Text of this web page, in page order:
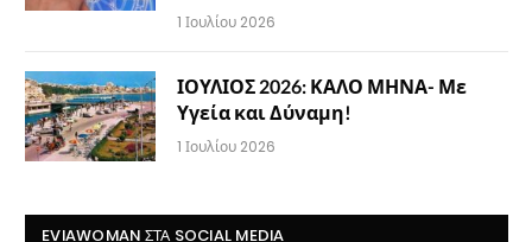
1 Ιουλίου 2026
ΙΟΥΛΙΟΣ 2026: ΚΑΛΟ ΜΗΝΑ- Με
Υγεία και Δύναμη!
1 Ιουλίου 2026
EVIAWOMAN ΣΤΑ SOCIAL MEDIA